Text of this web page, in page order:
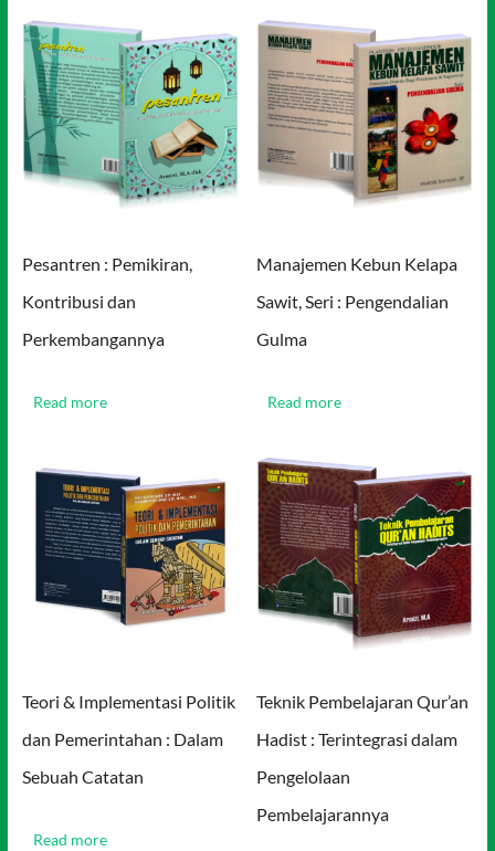
Pesantren : Pemikiran,
Kontribusi dan
Perkembangannya
Read more
Manajemen Kebun Kelapa
Sawit, Seri : Pengendalian
Gulma
Read more
Teori & Implementasi Politik
dan Pemerintahan : Dalam
Sebuah Catatan
Read more
Teknik Pembelajaran Qur’an
Hadist : Terintegrasi dalam
Pengelolaan
Pembelajarannya